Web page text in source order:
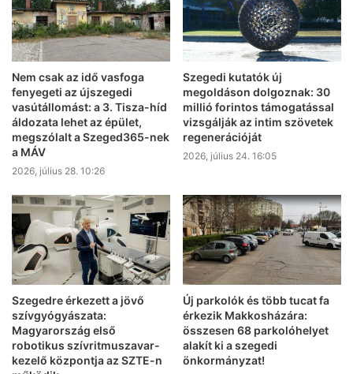
Nem csak az idő vasfoga
fenyegeti az újszegedi
vasútállomást: a 3. Tisza-híd
áldozata lehet az épület,
megszólalt a Szeged365-nek
a MÁV
2026, július 28. 10:26
Szegedi kutatók új
megoldáson dolgoznak: 30
millió forintos támogatással
vizsgálják az intim szövetek
regenerációját
2026, július 24. 16:05
Szegedre érkezett a jövő
szívgyógyászata:
Magyarország első
robotikus szívritmuszavar-
kezelő központja az SZTE-n
Új parkolók és több tucat fa
érkezik Makkosházára:
összesen 68 parkolóhelyet
alakít ki a szegedi
önkormányzat!